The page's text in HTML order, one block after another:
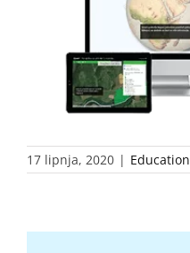
17 lipnja, 2020 | Education